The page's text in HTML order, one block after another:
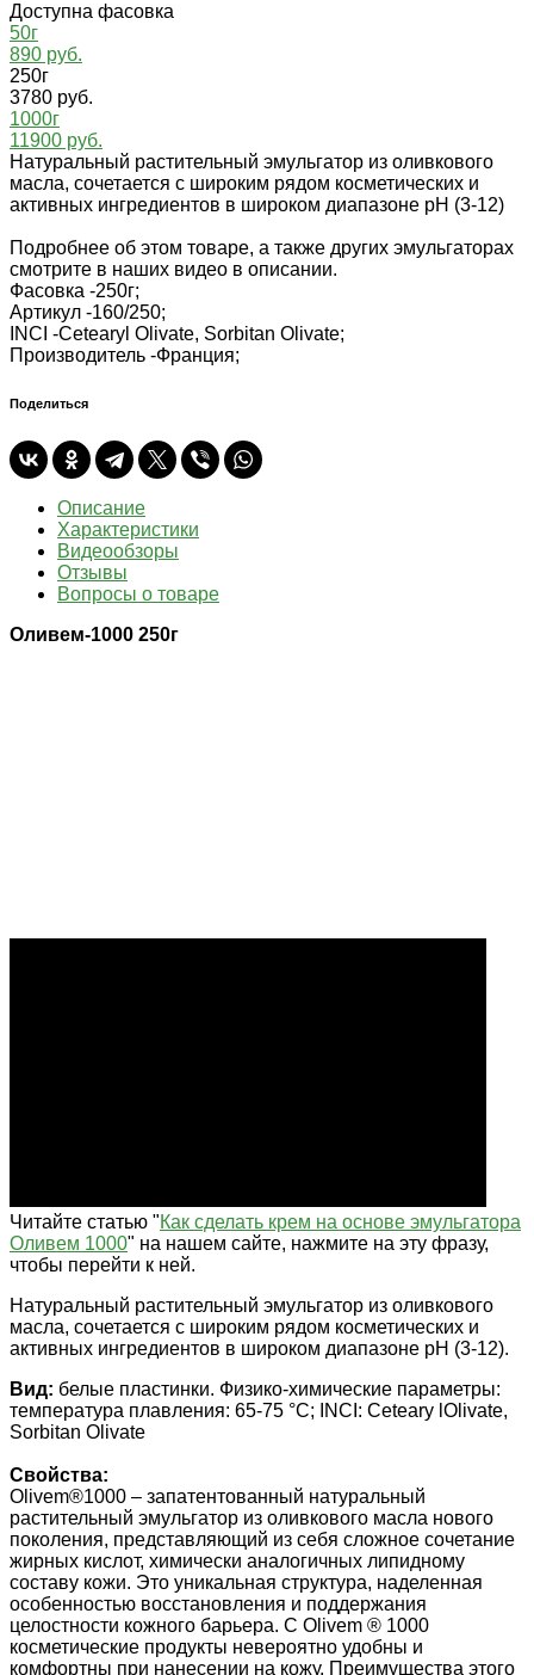
Доступна фасовка
50г
890 руб.
250г
3780 руб.
1000г
11900 руб.
Натуральный растительный эмульгатор из оливкового
масла, сочетается с широким рядом косметических и
активных ингредиентов в широком диапазоне рН (3-12)
Подробнее об этом товаре, а также других эмульгаторах
смотрите в наших видео в описании.
Фасовка -250г;
Артикул -160/250;
INCI -Cetearyl Olivаte, Sorbitan Olivate;
Производитель -Франция;
Поделиться
Описание
Характеристики
Видеообзоры
Отзывы
Вопросы о товаре
Оливем-1000 250г
Читайте статью "Как сделать крем на основе эмульгатора
Оливем 1000" на нашем сайте, нажмите на эту фразу,
чтобы перейти к ней.
Натуральный растительный эмульгатор из оливкового
масла, сочетается с широким рядом косметических и
активных ингредиентов в широком диапазоне рН (3-12).
Вид: белые пластинки. Физико-химические параметры:
температура плавления: 65-75 °С; INCI: Ceteary lOlivаte,
Sorbitan Olivate
Свойства:
Olivem®1000 – запатентованный натуральный
растительный эмульгатор из оливкового масла нового
поколения, представляющий из себя сложное сочетание
жирных кислот, химически аналогичных липидному
составу кожи. Это уникальная структура, наделенная
особенностью восстановления и поддержания
целостности кожного барьера. С Olivem ® 1000
косметические продукты невероятно удобны и
комфортны при нанесении на кожу. Преимущества этого